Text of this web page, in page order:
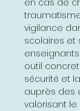
vigilance
scolaires et
outil
sécurité et
auprès des
valorisant